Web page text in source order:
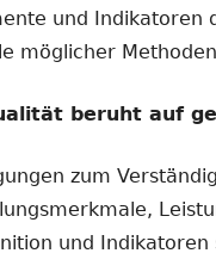
und Indikatoren
möglicher
beruht auf
zum
und Indikatoren